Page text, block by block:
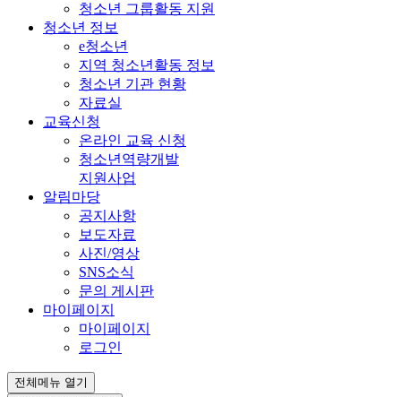
청소년 그룹활동 지원
청소년 정보
e청소년
지역 청소년활동 정보
청소년 기관 현황
자료실
교육신청
온라인 교육 신청
청소년역량개발
지원사업
알림마당
공지사항
보도자료
사진/영상
SNS소식
문의 게시판
마이페이지
마이페이지
로그인
전체메뉴 열기